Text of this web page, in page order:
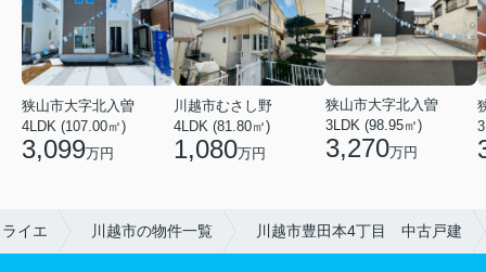
狭山市大字北入曽
4LDK (107.00㎡)
3,099万円
川越市むさし野
4LDK (81.80㎡)
1,080万円
狭山市大字北入曽
3LDK (98.95㎡)
3,270万円
イエ 川越市の物件一覧 川越市豊田本4丁目 中古戸建